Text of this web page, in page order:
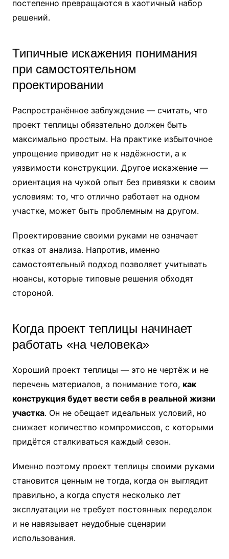
постепенно превращаются в хаотичный набор
решений.
Типичные искажения понимания
при самостоятельном
проектировании
Распространённое заблуждение — считать, что
проект теплицы обязательно должен быть
максимально простым. На практике избыточное
упрощение приводит не к надёжности, а к
уязвимости конструкции. Другое искажение —
ориентация на чужой опыт без привязки к своим
условиям: то, что отлично работает на одном
участке, может быть проблемным на другом.
Проектирование своими руками не означает
отказ от анализа. Напротив, именно
самостоятельный подход позволяет учитывать
нюансы, которые типовые решения обходят
стороной.
Когда проект теплицы начинает
работать «на человека»
Хороший проект теплицы — это не чертёж и не
перечень материалов, а понимание того, как
конструкция будет вести себя в реальной жизни
участка. Он не обещает идеальных условий, но
снижает количество компромиссов, с которыми
придётся сталкиваться каждый сезон.
Именно поэтому проект теплицы своими руками
становится ценным не тогда, когда он выглядит
правильно, а когда спустя несколько лет
эксплуатации не требует постоянных переделок
и не навязывает неудобные сценарии
использования.